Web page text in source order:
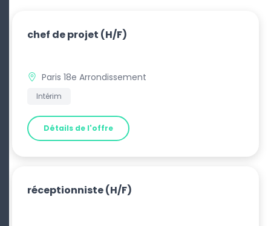
chef de projet (H/F)
Paris 18e Arrondissement
Intérim
Détails de l'offre
réceptionniste(H/F)